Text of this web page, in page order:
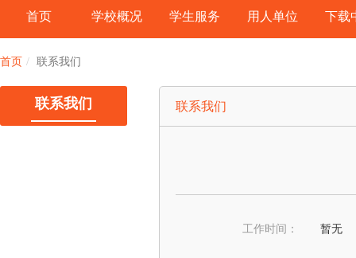
首页 学校概况 学生服务 用人单位 下载
首页 联系我们
联系我们 联系我们
工作时间： 暂无